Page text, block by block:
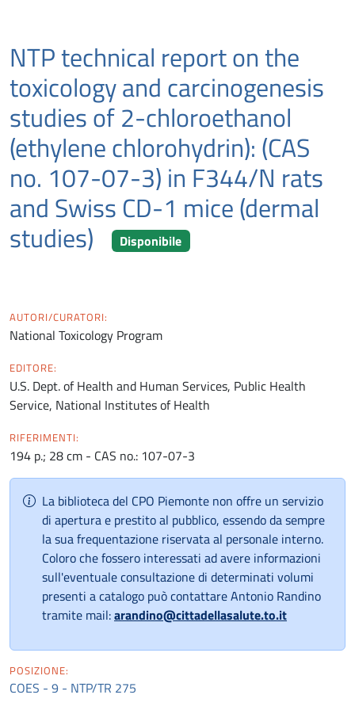
NTP technical report on the
toxicology and carcinogenesis
studies of 2-chloroethanol
(ethylene chlorohydrin): (CAS
no. 107-07-3) in F344/N rats
and Swiss CD-1 mice (dermal
studies) Disponibile
AUTORI/CURATORI:
National Toxicology Program
EDITORE:
U.S. Dept. of Health and Human Services, Public Health
Service, National Institutes of Health
RIFERIMENTI:
194 p.; 28 cm - CAS no.: 107-07-3
La biblioteca del CPO Piemonte non offre un servizio
di apertura e prestito al pubblico, essendo da sempre
la sua frequentazione riservata al personale interno.
Coloro che fossero interessati ad avere informazioni
sull'eventuale consultazione di determinati volumi
presenti a catalogo può contattare Antonio Randino
tramite mail:arandino@cittadellasalute.to.it
POSIZIONE:
COES - 9 - NTP/TR 275